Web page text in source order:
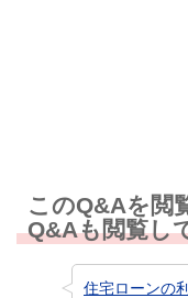
このQ&Aを閲
Q&Aも閲覧し
住宅ローンの